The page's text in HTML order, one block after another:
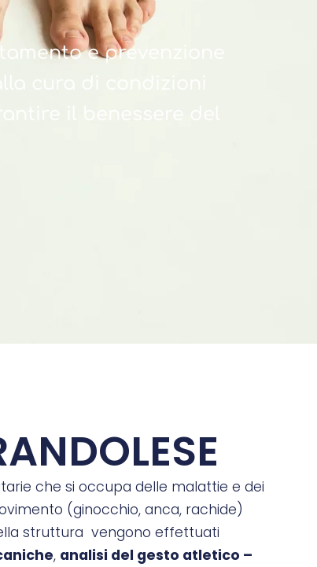
e prevenzione
cura di condizioni
il benessere del
che si occupa delle malattie e dei
(ginocchio, anca, rachide)
struttura vengono effettuati
, analisi del gesto atletico –